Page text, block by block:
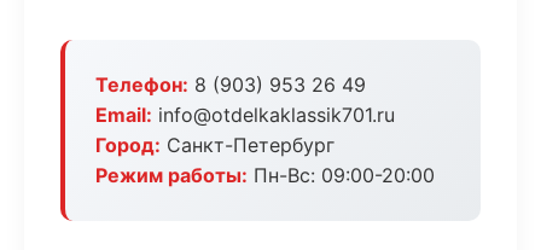
Телефон: 8 (903) 953 26 49
Email: info@otdelkaklassik701.ru
Город: Санкт-Петербург
Режим работы: Пн-Вс: 09:00-20:00